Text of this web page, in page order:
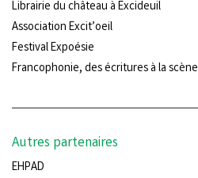
Librairie du château à Excideuil
Association Excit’oeil
Festival Expoésie
Francophonie, des écritures à la scène
Autres partenaires
EHPAD